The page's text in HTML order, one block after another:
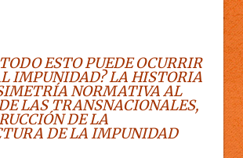
ESTO PUEDE OCURRIR
IMPUNIDAD? LA HISTORIA
NORMATIVA AL
LAS TRANSNACIONALES,
DE LA
DE LA IMPUNIDAD